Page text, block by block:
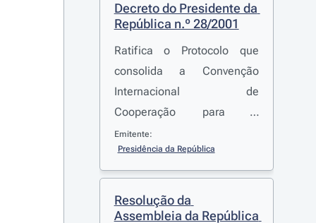
Decreto do Presidente da
República n.º 28/2001
Ratifica o Protocolo que
consolida a Convenção
Internacional de
Cooperação para a
Segurança da Navegação
Aérea «EUROCONTROL», de
13 de Dezembro de 1960,
na sequência de diversas
modificações introduzidas,
Emitente:
Presidência da República
Resolução da
Assembleia da República